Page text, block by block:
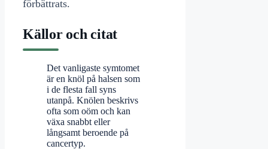
förbättrats.
Källor och citat
Det vanligaste symtomet
är en knöl på halsen som
i de flesta fall syns
utanpå. Knölen beskrivs
ofta som oöm och kan
växa snabbt eller
långsamt beroende på
cancertyp.